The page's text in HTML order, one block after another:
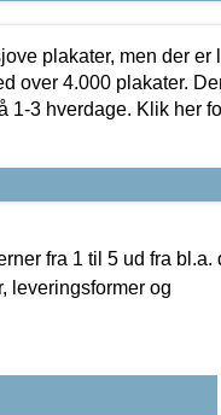
plakater, men der er
over 4.000 plakater.
1-3 hverdage. Klik her
fra 1 til 5 ud fra bl.a.
leveringsformer og